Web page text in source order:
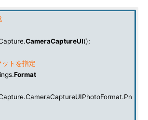
CameraCaptureUI();
トを指定
Format